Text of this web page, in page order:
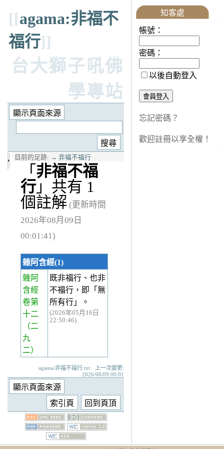
[[agama:非福不
福行]]
台大獅子吼佛
學專站
目前的足跡: → 非福不福行
「 非福不福
行 」共有 1
個註解 (更新時間
2026年08月09日
00:01:41)
雜阿含經(1)
雜阿
含經
卷第
十二
（二
九
二）
既非福行、也非
不福行，即「無
所有行」。
(2026年05月16日
22:50:46)
agama/非福不福行.txt · 上一次變更:
2026/08/09 00:01
知客處
帳號：
密碼：
以後自動登入
忘記密碼？
歡迎註冊以享全權！